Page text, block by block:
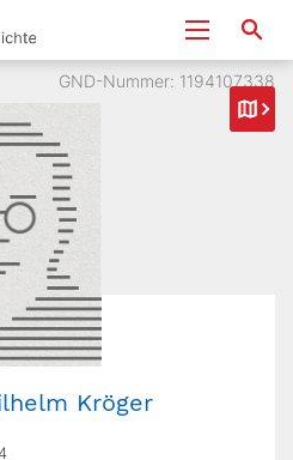
GND-Nummer: 1194107338
Kröger